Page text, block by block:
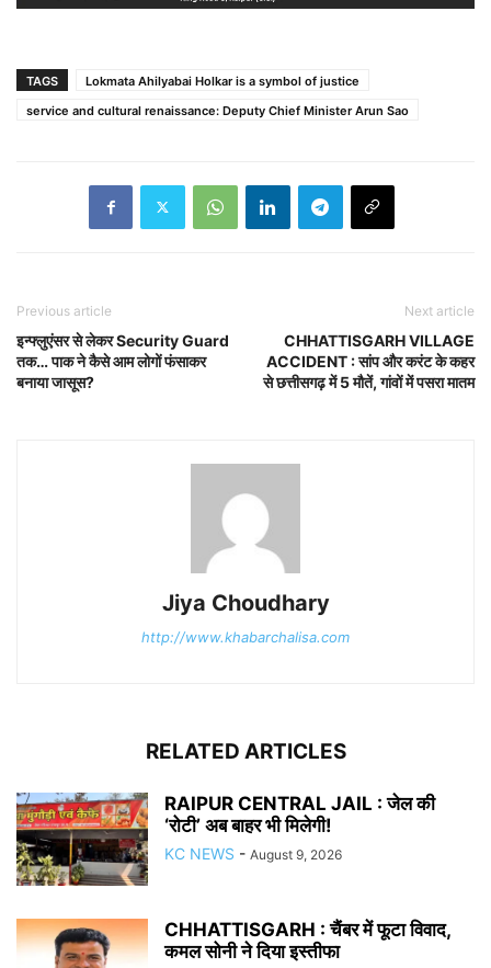
TAGS
Lokmata Ahilyabai Holkar is a symbol of justice
service and cultural renaissance: Deputy Chief Minister Arun Sao
Previous article
इन्फ्लुएंसर से लेकर Security Guard
तक… पाक ने कैसे आम लोगों फंसाकर
बनाया जासूस?
Next article
CHHATTISGARH VILLAGE
ACCIDENT : सांप और करंट के कहर
से छत्तीसगढ़ में 5 मौतें, गांवों में पसरा मातम
Jiya Choudhary
http://www.khabarchalisa.com
RELATED ARTICLES
RAIPUR CENTRAL JAIL : जेल की
‘रोटी’ अब बाहर भी मिलेगी!
KC NEWS - August 9, 2026
CHHATTISGARH : चैंबर में फूटा विवाद,
कमल सोनी ने दिया इस्तीफा